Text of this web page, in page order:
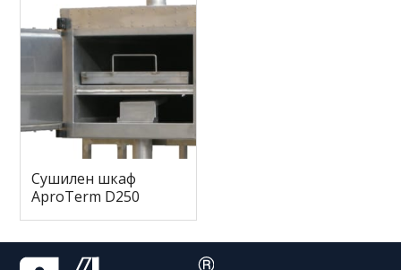
Сушилен шкаф
AproTerm D250